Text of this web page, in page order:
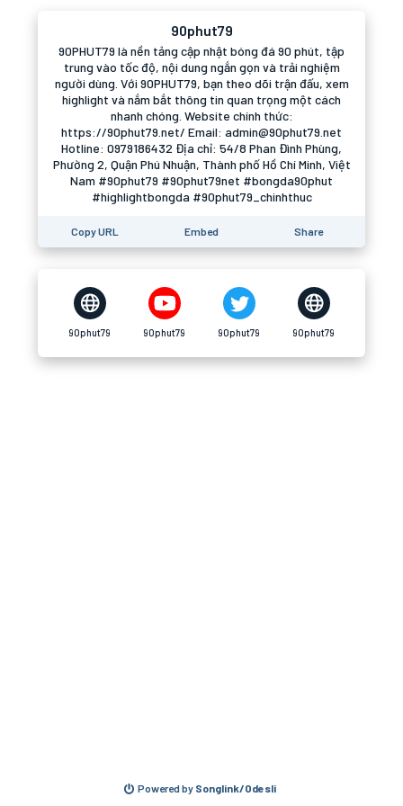
90phut79
90PHUT79 là nền tảng cập nhật bóng đá 90 phút, tập
trung vào tốc độ, nội dung ngắn gọn và trải nghiệm
người dùng. Với 90PHUT79, bạn theo dõi trận đấu, xem
highlight và nắm bắt thông tin quan trọng một cách
nhanh chóng. Website chính thức:
https://90phut79.net/ Email: admin@90phut79.net
Hotline: 0979186432 Địa chỉ: 54/8 Phan Đình Phùng,
Phường 2, Quận Phú Nhuận, Thành phố Hồ Chí Minh, Việt
Nam #90phut79 #90phut79net #bongda90phut
#highlightbongda #90phut79_chinhthuc
Copy URL Embed Share
90phut79 90phut79 90phut79 90phut79
Powered by Songlink/Odesli